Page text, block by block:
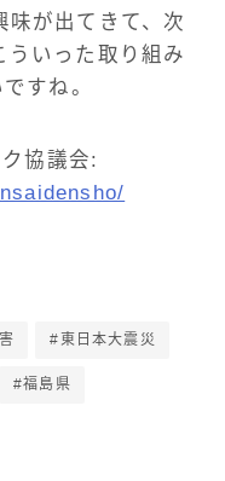
味が出てきて、次
ういった取り組み
すね。
協議会:
#東日本大震災
#福島県